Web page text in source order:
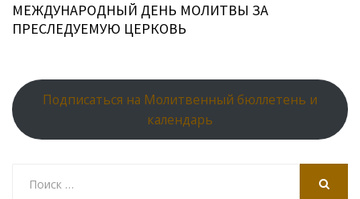
МЕЖДУНАРОДНЫЙ ДЕНЬ МОЛИТВЫ ЗА
ПРЕСЛЕДУЕМУЮ ЦЕРКОВЬ
Подписаться на Молитвенный бюллетень и
календарь